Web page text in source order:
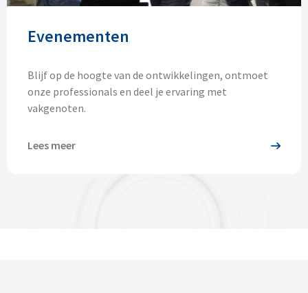
Evenementen
Blijf op de hoogte van de ontwikkelingen, ontmoet
onze professionals en deel je ervaring met
vakgenoten.
Lees meer